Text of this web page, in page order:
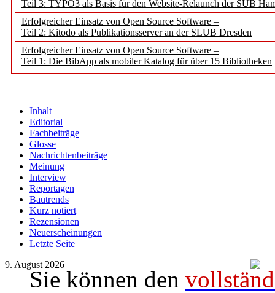
Teil 3: TYPO3 als Basis für den Website-Relaunch der SUB
Erfolgreicher Einsatz von Open Source Software –
Teil 2: Kitodo als Publikationsserver an der SLUB Dresden
Erfolgreicher Einsatz von Open Source Software –
Teil 1: Die BibApp als mobiler Katalog für über 15 Bibliotheken
Inhalt
Editorial
Fachbeiträge
Glosse
Nachrichtenbeiträge
Meinung
Interview
Reportagen
Bautrends
Kurz notiert
Rezensionen
Neuerscheinungen
Letzte Seite
9. August 2026
Sie können den